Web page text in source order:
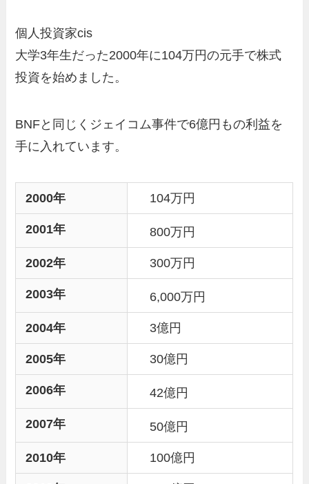
個人投資家cis
大学3年生だった2000年に104万円の元手で株式
投資を始めました。
BNFと同じくジェイコム事件で6億円もの利益を
手に入れています。
2000年 104万円
2001年 800万円
2002年 300万円
2003年 6,000万円
2004年 3億円
2005年 30億円
2006年 42億円
2007年 50億円
2010年 100億円